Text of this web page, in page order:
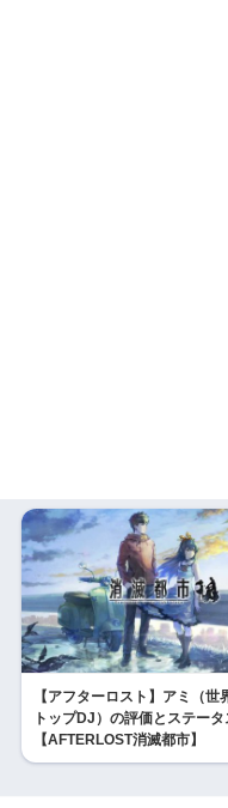
【アフターロスト】アミ（世
トップDJ）の評価とステータ
【AFTERLOST消滅都市】